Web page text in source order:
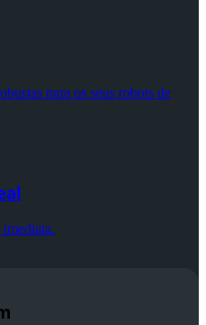
para os seus robots de
imediata.